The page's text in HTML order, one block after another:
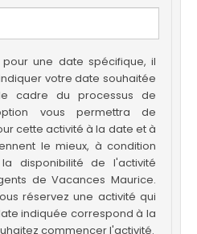
une date spécifique, il
votre date souhaitée
cadre du processus de
vous permettra de
cette activité à la date et à
le mieux, à condition
disponibilité de l'activité
de Vacances Maurice.
réservez une activité qui
indiquée correspond à la
commencer l'activité.